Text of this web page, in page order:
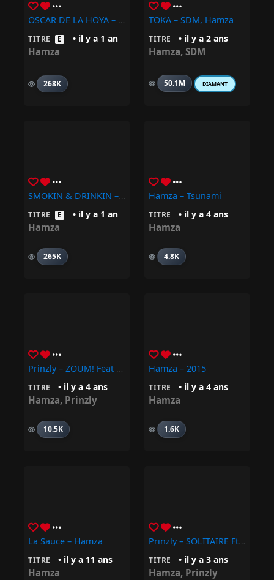
OSCAR DE LA HOYA – Hamza
TITRE E • il y a 1 an
Hamza
268K
TOKA – SDM, Hamza
TITRE • il y a 2 ans
Hamza, SDM
50.1M DIAMANT
SMOKIN & DRINKIN – Hamza
TITRE E • il y a 1 an
Hamza
265K
Hamza – Tsunami
TITRE • il y a 4 ans
Hamza
4.8K
Prinzly – ZOUM! Feat Hamza
TITRE • il y a 4 ans
Hamza, Prinzly
10.5K
Hamza – 2015
TITRE • il y a 4 ans
Hamza
1.6K
La Sauce – Hamza
TITRE • il y a 11 ans
Hamza
Prinzly – SOLITAIRE Ft. Hamza
TITRE • il y a 3 ans
Hamza, Prinzly